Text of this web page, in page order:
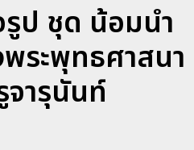
รูป ชุด น้อมนำ
ระพุทธศาสนา
ารุนันท์